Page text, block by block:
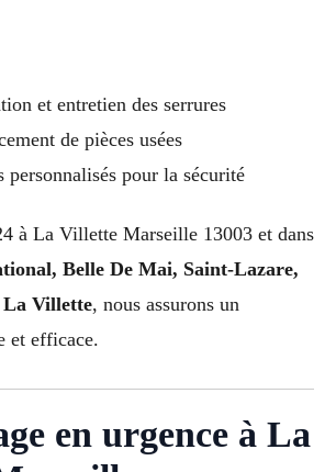
et entretien des serrures
de pièces usées
personnalisés pour la sécurité
à La Villette Marseille 13003 et dans
Belle De Mai, Saint-Lazare,
Villette, nous assurons un
et efficace.
en urgence à La